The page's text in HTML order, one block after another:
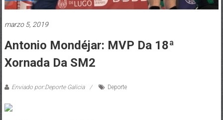
marzo 5, 2019
Antonio Mondéjar: MVP Da 18ª
Xornada Da SM2
Enviado por:Deporte Galicia Deporte